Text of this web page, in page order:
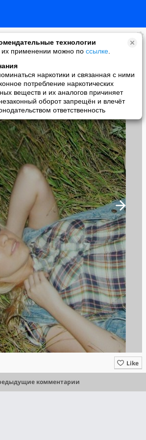
технологии
их применении можно по ссылке
наркотики и связанная с ними
потребление наркотических
веществ и их аналогов причиняет
оборот запрещён и влечёт
ответственность
Like
комментарии